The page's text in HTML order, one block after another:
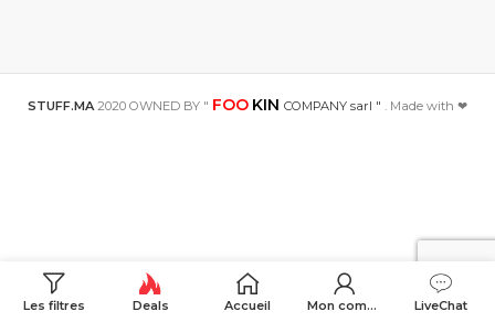
STUFF.MA 2020 OWNED BY " FOO KIN COMPANY sarl " . Made with ❤
Les filtres Deals Accueil Mon compte LiveChat